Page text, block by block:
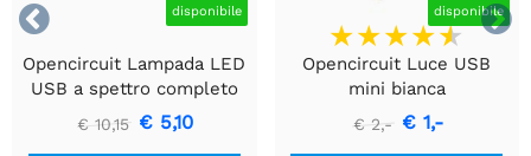

 disponibile
Opencircuit Lampada LED
USB a spettro completo
da 5 W per la coltivazione
di piante
€ 10,15 € 5,10
disponibile
Opencircuit Luce USB
mini bianca
€ 2,- € 1,-